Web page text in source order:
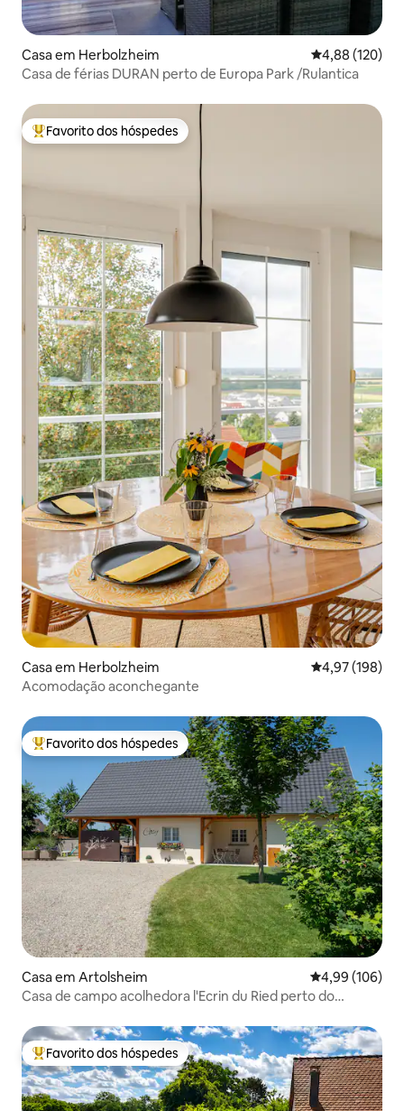
Casa em Herbolzheim Classificação
4,88 (120)
Casa de férias DURAN perto de Europa Park /Rulantica
Favoritos dos hóspedes mais apreciados
Favorito dos hóspedes
Casa em Herbolzheim Classificação
4,97 (198)
Acomodação aconchegante
Favoritos dos hóspedes mais apreciados
Favorito dos hóspedes
Casa em Artolsheim Classificação
4,99 (106)
Casa de campo acolhedora l'Ecrin du Ried perto do
Favoritos dos hóspedes mais apreciados
Favorito dos hóspedes